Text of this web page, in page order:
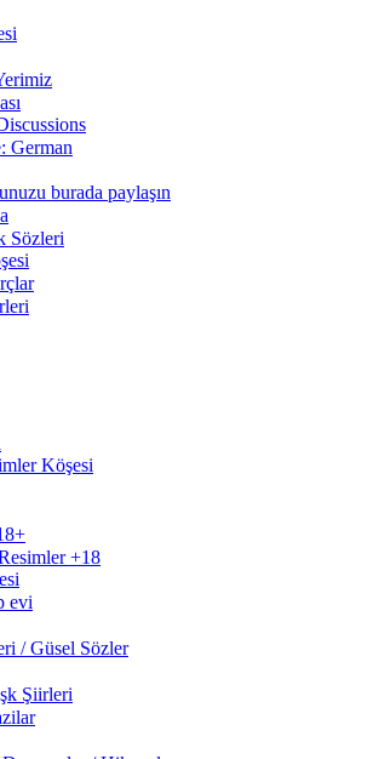
German
burada paylaşın
Sözleri
Köşesi
+18
evi
/ Güsel Sözler
Şiirleri